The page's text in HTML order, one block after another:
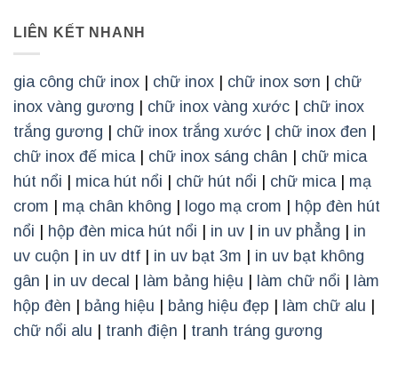
LIÊN KẾT NHANH
gia công chữ inox chữ inox chữ inox sơn
chữ
inox vàng gương
chữ inox vàng xước
chữ inox
trắng gương
chữ inox trắng xước chữ inox đen
chữ inox đế mica| chữ inox sáng chân
chữ mica
hút nổi
mica hút nổi chữ hút nổi chữ mica| mạ
crom
mạ chân không logo mạ crom
hộp đèn hút
nổi
hộp đèn mica hút nổi in uv in uv phẳng
in
uv cuộn
in uv dtf in uv bạt 3m
in uv bạt không
gân
in uv decal làm bảng hiệu làm chữ nổi
làm
hộp đèn
bảng hiệu bảng hiệu đẹp làm chữ alu
chữ nổi alu
tranh điện tranh tráng gương